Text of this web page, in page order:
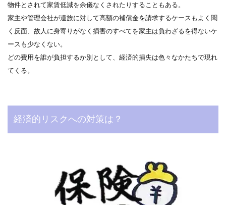
物件とされて家賃低減を余儀なくされたりすることもある。
家主や管理会社が遺族に対して高額の補償金を請求するケースもよく聞
く反面、故人に身寄りがなく損害のすべてを家主は負わざるを得ないケ
ースも少なくない。
どの費用を誰が負担するか別として、経済的損失は色々なかたちで現れ
てくる。
経済的リスクへの対策は？